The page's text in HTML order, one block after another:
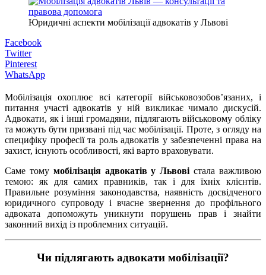
Юридичні аспекти мобілізації адвокатів у Львові
Facebook
Twitter
Pinterest
WhatsApp
Мобілізація охоплює всі категорії військовозобов’язаних, і
питання участі адвокатів у ній викликає чимало дискусій.
Адвокати, як і інші громадяни, підлягають військовому обліку
та можуть бути призвані під час мобілізації. Проте, з огляду на
специфіку професії та роль адвокатів у забезпеченні права на
захист, існують особливості, які варто враховувати.
Саме тому мобілізація адвокатів у Львові стала важливою
темою: як для самих правників, так і для їхніх клієнтів.
Правильне розуміння законодавства, наявність досвідченого
юридичного супроводу і вчасне звернення до профільного
адвоката допоможуть уникнути порушень прав і знайти
законний вихід із проблемних ситуацій.
Чи підлягають адвокати мобілізації?